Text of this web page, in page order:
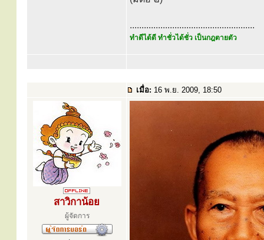
.....................................................
ทำดีได้ดี ทำชั่วได้ชั่ว เป็นกฎตายตัว
เมื่อ: 16 พ.ย. 2009, 18:50
สาวิกาน้อย
ผู้จัดการ